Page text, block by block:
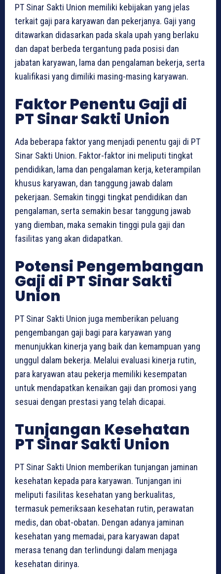
PT Sinar Sakti Union memiliki kebijakan yang jelas
terkait gaji para karyawan dan pekerjanya. Gaji yang
ditawarkan didasarkan pada skala upah yang berlaku
dan dapat berbeda tergantung pada posisi dan
jabatan karyawan, lama dan pengalaman bekerja, serta
kualifikasi yang dimiliki masing-masing karyawan.
Faktor Penentu Gaji di
PT Sinar Sakti Union
Ada beberapa faktor yang menjadi penentu gaji di PT
Sinar Sakti Union. Faktor-faktor ini meliputi tingkat
pendidikan, lama dan pengalaman kerja, keterampilan
khusus karyawan, dan tanggung jawab dalam
pekerjaan. Semakin tinggi tingkat pendidikan dan
pengalaman, serta semakin besar tanggung jawab
yang diemban, maka semakin tinggi pula gaji dan
fasilitas yang akan didapatkan.
Potensi Pengembangan
Gaji di PT Sinar Sakti
Union
PT Sinar Sakti Union juga memberikan peluang
pengembangan gaji bagi para karyawan yang
menunjukkan kinerja yang baik dan kemampuan yang
unggul dalam bekerja. Melalui evaluasi kinerja rutin,
para karyawan atau pekerja memiliki kesempatan
untuk mendapatkan kenaikan gaji dan promosi yang
sesuai dengan prestasi yang telah dicapai.
Tunjangan Kesehatan
PT Sinar Sakti Union
PT Sinar Sakti Union memberikan tunjangan jaminan
kesehatan kepada para karyawan. Tunjangan ini
meliputi fasilitas kesehatan yang berkualitas,
termasuk pemeriksaan kesehatan rutin, perawatan
medis, dan obat-obatan. Dengan adanya jaminan
kesehatan yang memadai, para karyawan dapat
merasa tenang dan terlindungi dalam menjaga
kesehatan dirinya.